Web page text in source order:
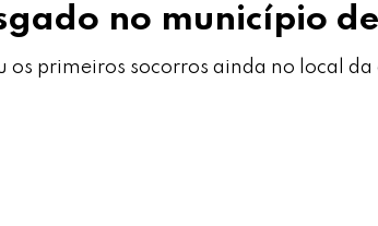
no município de
os primeiros socorros ainda no local